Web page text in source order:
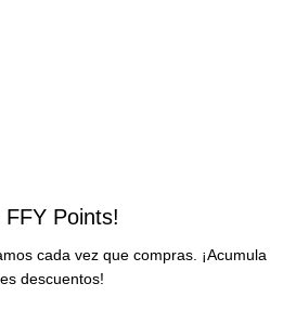
FFY Points!
cada vez que compras. ¡Acumula
descuentos!